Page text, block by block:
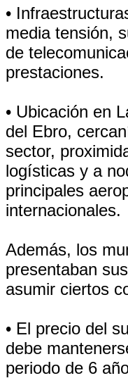
•
media tensión,
de
prestaciones.
• Ubicación en
del Ebro,
sector,
logísticas y a
principales
internacionales.
Además, los
presentaban
asumir ciertos
• El precio del
debe
periodo de 6